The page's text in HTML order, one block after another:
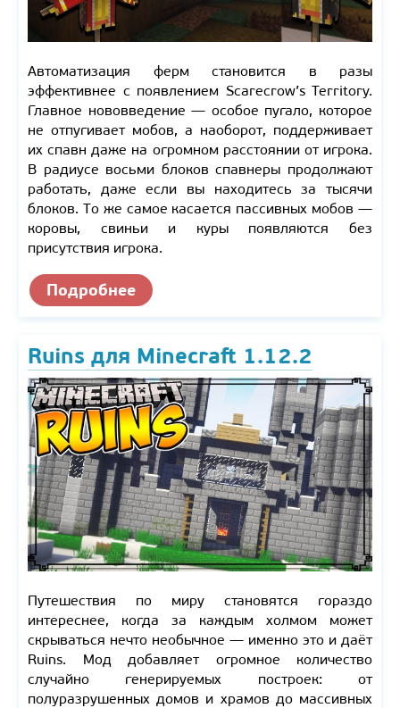
Автоматизация ферм становится в разы
эффективнее с появлением Scarecrow’s Territory.
Главное нововведение — особое пугало, которое
не отпугивает мобов, а наоборот, поддерживает
их спавн даже на огромном расстоянии от игрока.
В радиусе восьми блоков спавнеры продолжают
работать, даже если вы находитесь за тысячи
блоков. То же самое касается пассивных мобов —
коровы, свиньи и куры появляются без
присутствия игрока.
Подробнее
Ruins для Minecraft 1.12.2
Путешествия по миру становятся гораздо
интереснее, когда за каждым холмом может
скрываться нечто необычное — именно это и даёт
Ruins. Мод добавляет огромное количество
случайно генерируемых построек: от
полуразрушенных домов и храмов до массивных